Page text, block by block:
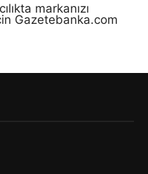
markanızı
Gazetebanka.com